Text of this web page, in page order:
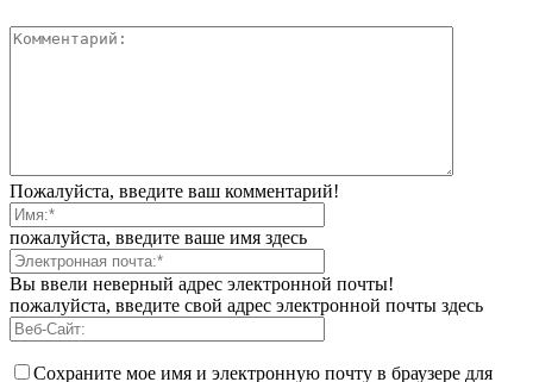
Пожалуйста, введите ваш комментарий!
пожалуйста, введите ваше имя здесь
Вы ввели неверный адрес электронной почты!
пожалуйста, введите свой адрес электронной почты здесь
Сохраните мое имя и электронную почту в браузере для